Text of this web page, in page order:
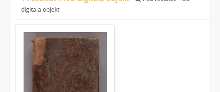
digitala objekt